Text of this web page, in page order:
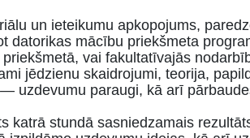
un ieteikumu apkopojums,
datorikas mācību priekšmeta
vai fakultatīvajās
jēdzienu skaidrojumi, teorija,
uzdevumu paraugi, kā arī
katrā stundā sasniedzamais